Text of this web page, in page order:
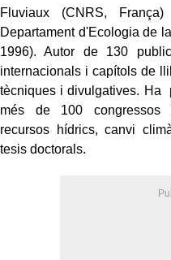
Fluviaux (CNRS, França)
Departament d'Ecologia de
1996). Autor de 130
internacionals i capítols de
tècniques i divulgatives. Ha
més de 100 congressos
recursos hídrics, canvi
tesis doctorals.